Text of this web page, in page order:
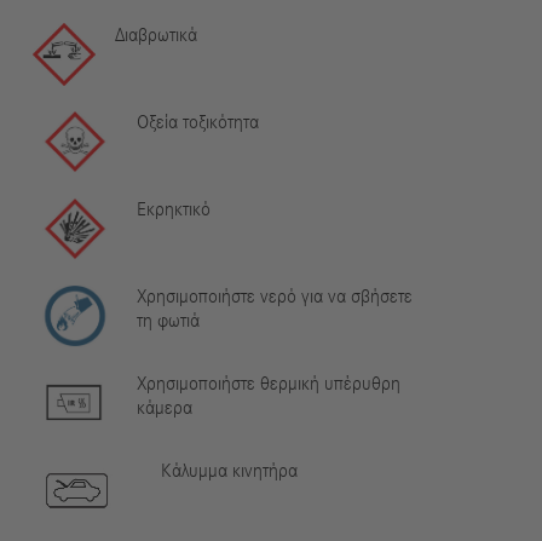
Διαβρωτικά
Οξεία τοξικότητα
Εκρηκτικό
Χρησιμοποιήστε νερό για να σβήσετε
τη φωτιά
Χρησιμοποιήστε θερμική υπέρυθρη
κάμερα
Κάλυμμα κινητήρα